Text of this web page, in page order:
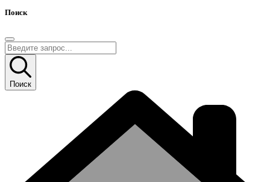
Поиск
Поиск